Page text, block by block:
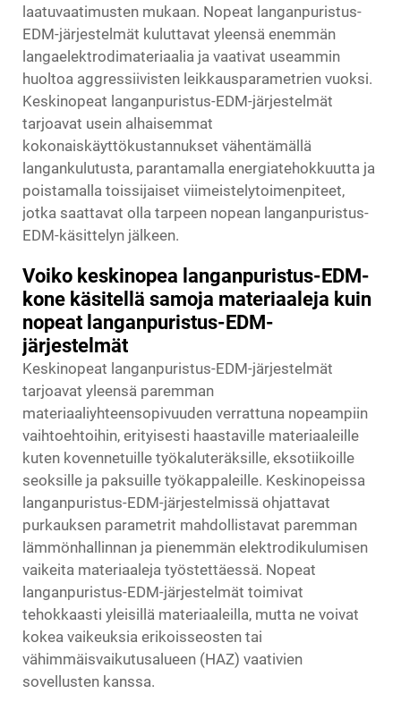
laatuvaatimusten mukaan. Nopeat langanpuristus-
EDM-järjestelmät kuluttavat yleensä enemmän
langaelektrodimateriaalia ja vaativat useammin
huoltoa aggressiivisten leikkausparametrien vuoksi.
Keskinopeat langanpuristus-EDM-järjestelmät
tarjoavat usein alhaisemmat
kokonaiskäyttökustannukset vähentämällä
langankulutusta, parantamalla energiatehokkuutta ja
poistamalla toissijaiset viimeistelytoimenpiteet,
jotka saattavat olla tarpeen nopean langanpuristus-
EDM-käsittelyn jälkeen.
Voiko keskinopea langanpuristus-EDM-
kone käsitellä samoja materiaaleja kuin
nopeat langanpuristus-EDM-
järjestelmät
Keskinopeat langanpuristus-EDM-järjestelmät
tarjoavat yleensä paremman
materiaaliyhteensopivuuden verrattuna nopeampiin
vaihtoehtoihin, erityisesti haastaville materiaaleille
kuten kovennetuille työkaluteräksille, eksotiikoille
seoksille ja paksuille työkappaleille. Keskinopeissa
langanpuristus-EDM-järjestelmissä ohjattavat
purkauksen parametrit mahdollistavat paremman
lämmönhallinnan ja pienemmän elektrodikulumisen
vaikeita materiaaleja työstettäessä. Nopeat
langanpuristus-EDM-järjestelmät toimivat
tehokkaasti yleisillä materiaaleilla, mutta ne voivat
kokea vaikeuksia erikoisseosten tai
vähimmäisvaikutusalueen (HAZ) vaativien
sovellusten kanssa.